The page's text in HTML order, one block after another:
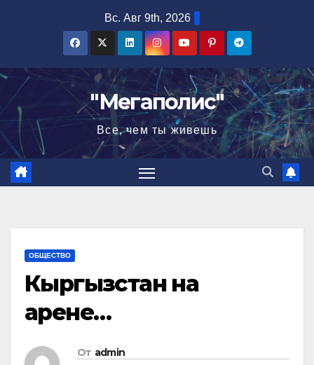
Вс. Авг 9th, 2026
"Мегаполис"
Все, чем ты живешь
ОБЩЕСТВО
Кыргызстан на
арене…
От admin